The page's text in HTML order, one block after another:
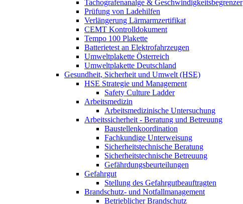
Tachografenanalge & Geschwindigkeitsbegrenzer
Prüfung von Ladehilfen
Verlängerung Lärmarmzertifikat
CEMT Kontrolldokument
Tempo 100 Plakette
Batterietest an Elektrofahrzeugen
Umweltplakette Österreich
Umweltplakette Deutschland
Gesundheit, Sicherheit und Umwelt (HSE)
HSE Strategie und Management
Safety Culture Ladder
Arbeitsmedizin
Arbeitsmedizinische Untersuchung
Arbeitssicherheit - Beratung und Betreuung
Baustellenkoordination
Fachkundige Unterweisung
Sicherheitstechnische Beratung
Sicherheitstechnische Betreuung
Gefährdungsbeurteilungen
Gefahrgut
Stellung des Gefahrgutbeauftragten
Brandschutz- und Notfallmanagement
Betrieblicher Brandschutz